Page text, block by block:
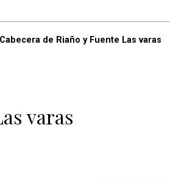
Cabecera de Riaño y Fuente Las varas
varas